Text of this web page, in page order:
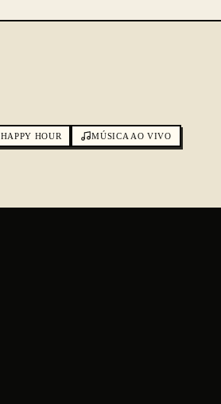
HAPPY HOUR MÚSICA AO VIVO